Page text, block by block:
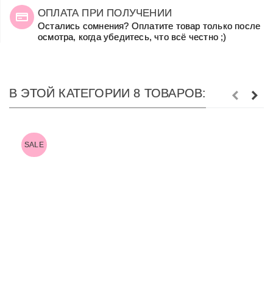
ОПЛАТА ПРИ ПОЛУЧЕНИИ
Остались сомнения? Оплатите товар только после
осмотра, когда убедитесь, что всё честно ;)
В ЭТОЙ КАТЕГОРИИ 8 ТОВАРОВ:
SALE